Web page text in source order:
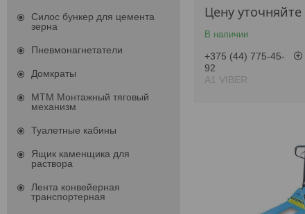
Цену уточняйте
В наличии
+375 (44) 775-45-
92
А1 VIBER
Силос бункер для цемента
зерна
Пневмонагнетатели
Домкраты
МТМ Монтажный тяговый
механизм
Туалетные кабины
Ящик каменщика для
раствора
Лента конвейерная
транспортерная